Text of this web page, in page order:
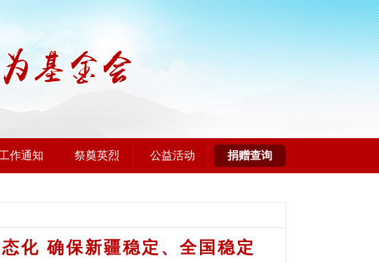
工作通知 祭奠英烈 公益活动 捐赠查询
化 确保新疆稳定、全国稳定